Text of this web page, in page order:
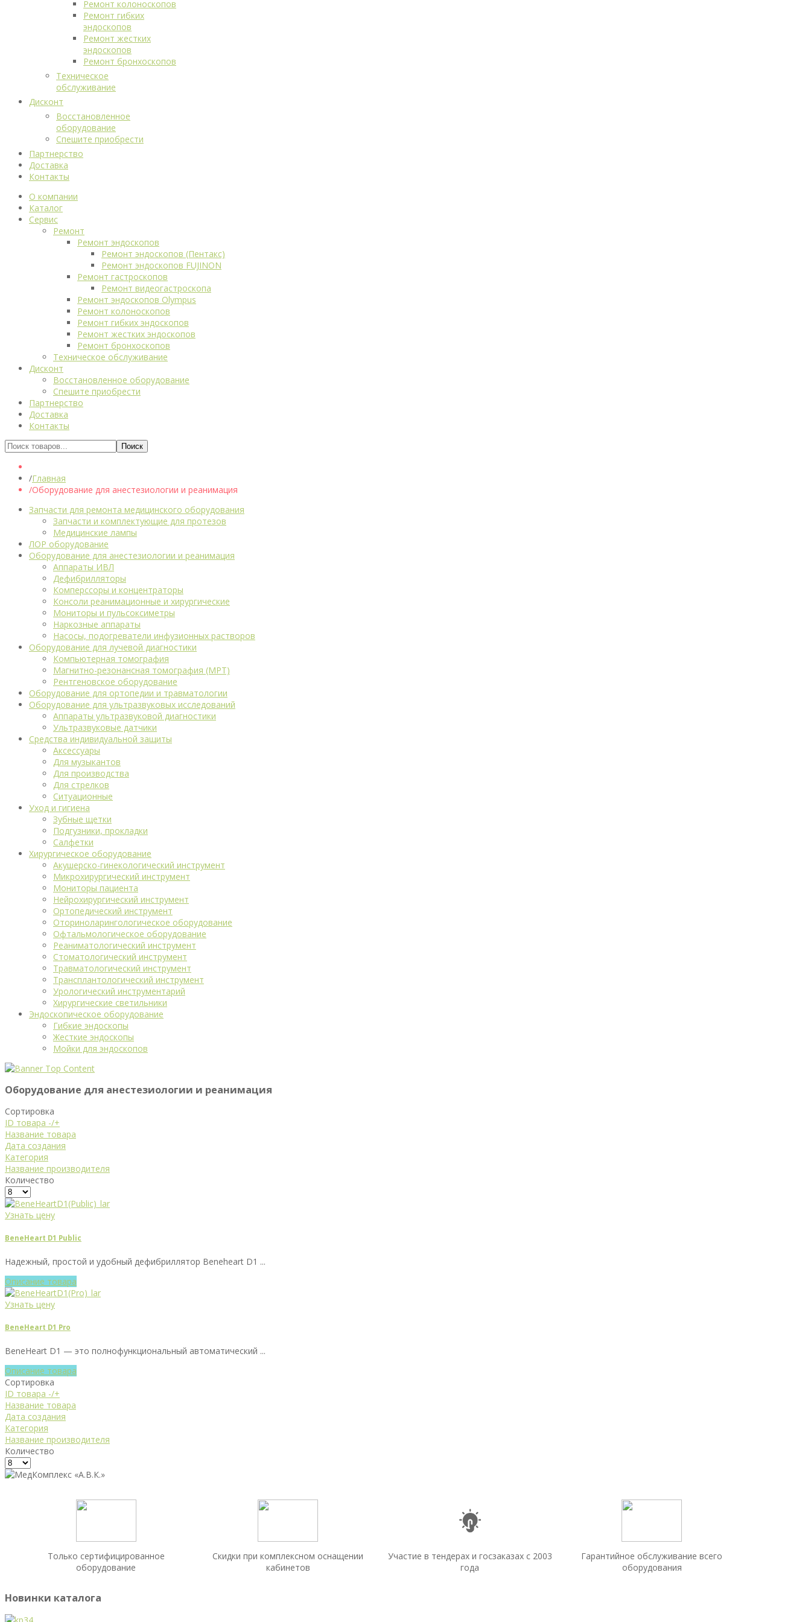
Ремонт колоноскопов
Ремонт гибких
эндоскопов
Ремонт жестких
эндоскопов
Ремонт бронхоскопов
Техническое
обслуживание
Дисконт
Восстановленное
оборудование
Спешите приобрести
Партнерство
Доставка
Контакты
О компании
Каталог
Сервис
Ремонт
Ремонт эндоскопов
Ремонт эндоскопов (Пентакс)
Ремонт эндоскопов FUJINON
Ремонт гастроскопов
Ремонт видеогастроскопа
Ремонт эндоскопов Olympus
Ремонт колоноскопов
Ремонт гибких эндоскопов
Ремонт жестких эндоскопов
Ремонт бронхоскопов
Техническое обслуживание
Дисконт
Восстановленное оборудование
Спешите приобрести
Партнерство
Доставка
Контакты
Главная
Оборудование для анестезиологии и реанимация
Запчасти для ремонта медицинского оборудования
Запчасти и комплектующие для протезов
Медицинские лампы
ЛОР оборудование
Оборудование для анестезиологии и реанимация
Аппараты ИВЛ
Дефибрилляторы
Комперссоры и концентраторы
Консоли реанимационные и хирургические
Мониторы и пульсоксиметры
Наркозные аппараты
Насосы, подогреватели инфузионных растворов
Оборудование для лучевой диагностики
Компьютерная томография
Магнитно-резонансная томография (МРТ)
Рентгеновское оборудование
Оборудование для ортопедии и травматологии
Оборудование для ультразвуковых исследований
Аппараты ультразвуковой диагностики
Ультразвуковые датчики
Средства индивидуальной защиты
Аксессуары
Для музыкантов
Для производства
Для стрелков
Ситуационные
Уход и гигиена
Зубные щетки
Подгузники, прокладки
Салфетки
Хирургическое оборудование
Акушерско-гинекологический инструмент
Микрохирургический инструмент
Мониторы пациента
Нейрохирургический инструмент
Ортопедический инструмент
Оториноларингологическое оборудование
Офтальмологическое оборудование
Реаниматологический инструмент
Стоматологический инструмент
Травматологический инструмент
Трансплантологический инструмент
Урологический инструментарий
Хирургические светильники
Эндоскопическое оборудование
Гибкие эндоскопы
Жесткие эндоскопы
Мойки для эндоскопов
Оборудование для анестезиологии и реанимация
Сортировка
ID товара -/+
Название товара
Дата создания
Категория
Название производителя
Количество
Узнать цену
BeneHeart D1 Public
Надежный, простой и удобный дефибриллятор Beneheart D1 ...
Описание товара
Узнать цену
BeneHeart D1 Pro
BeneHeart D1 — это полнофункциональный автоматический ...
Описание товара
Сортировка
ID товара -/+
Название товара
Дата создания
Категория
Название производителя
Количество
Только сертифицированное
оборудование
Скидки при комплексном оснащении
кабинетов
Участие в тендерах и госзаказах с 2003
года
Гарантийное обслуживание всего
оборудования
Новинки каталога